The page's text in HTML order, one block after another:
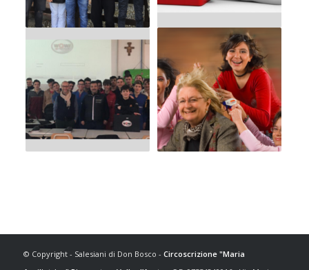
© Copyright - Salesiani di Don Bosco - Circoscrizione "Maria